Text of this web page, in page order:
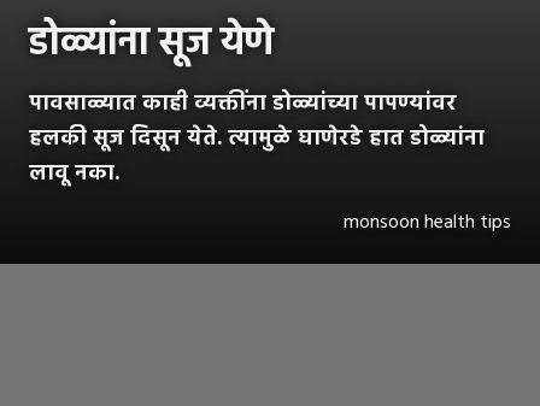
डोळ्यांना सूज येणे
पावसाळ्यात काही व्यक्तींना डोळ्यांच्या पापण्यांवर
हलकी सूज दिसून येते. त्यामुळे घाणेरडे हात डोळ्यांना
लावू नका.
monsoon health tips